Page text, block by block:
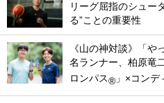
リーグ屈指のシュー
る”ことの重要性
《山の神対談》「や
名ランナー、柏原竜
ロンパス® 」×コン